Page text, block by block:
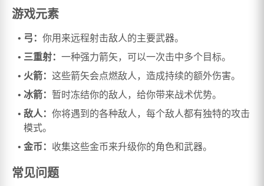
游戏元素
弓： 你用来远程射击敌人的主要武器。
三重射： 一种强力箭矢，可以一次击中多个目标。
火箭： 这些箭矢会点燃敌人，造成持续的额外伤害。
冰箭： 暂时冻结你的敌人，给你带来战术优势。
敌人： 你将遇到的各种敌人，每个敌人都有独特的攻击
模式。
金币： 收集这些金币来升级你的角色和武器。
常见问题